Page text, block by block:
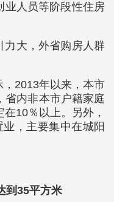
业人员等阶段性住房
力大，外省购房人群
2013年以来，本市
省内非本市户籍家庭
10％以上。另外，
，主要集中在城阳
到35平方米